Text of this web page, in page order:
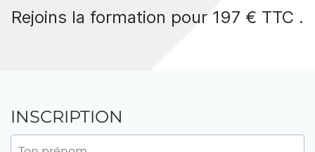
Rejoins la formation pour 197 € TTC .
INSCRIPTION